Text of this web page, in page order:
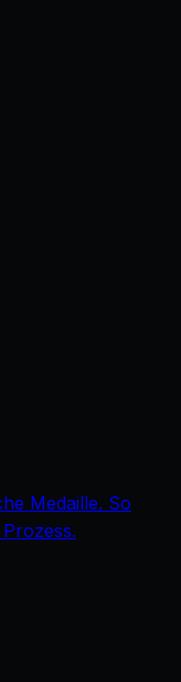
Medaille. So